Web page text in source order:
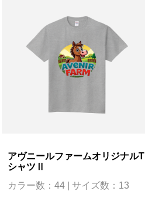
アヴニールファームオリジナルT
シャツⅡ
カラー数：44 | サイズ数：13